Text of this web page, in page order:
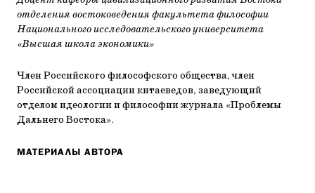
отделения востоковедения факультета философии
Национального исследовательского университета
«Высшая школа экономики»
Член Российского философского общества, член
Российской ассоциации китаеведов, заведующий
отделом идеологии и философии журнала «Проблемы
Дальнего Востока».
МАТЕРИАЛЫ АВТОРА